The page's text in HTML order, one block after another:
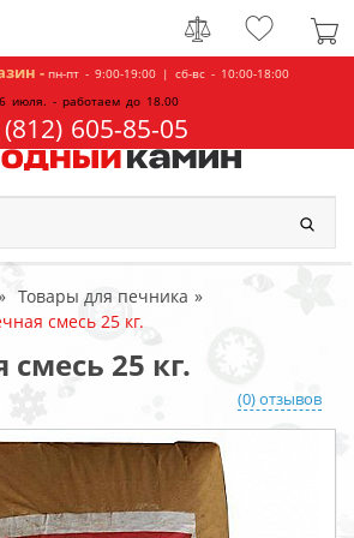
- пн-пт - 9:00-19:00 | сб-вс - 10:00-18:00
июля. - работаем до 18.00
605-85-05
Товары для печника
смесь 25 кг.
25 кг.
(0) отзывов